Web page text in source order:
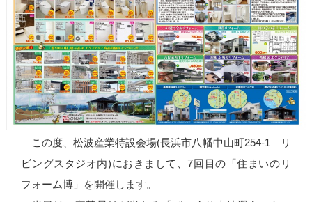
この度、松波産業特設会場(長浜市八幡中山町254-1 リ
ビングスタジオ内)におきまして、7回目の「住まいのリ
フォーム博」を開催します。